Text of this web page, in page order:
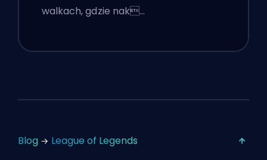
walkach, gdzie nak…
Blog League of Legends